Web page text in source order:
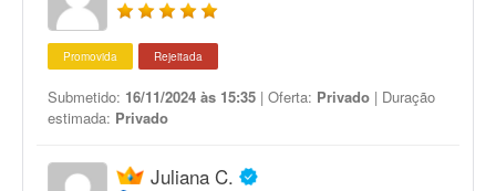
Promovida Rejeitada
Submetido: 16/11/2024 às 15:35 | Oferta: Privado | Duração
estimada: Privado
Juliana C.